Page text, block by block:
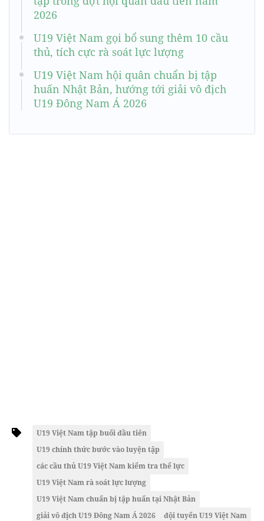
2026
U19 Việt Nam gọi bổ sung thêm 10 cầu
thủ, tích cực rà soát lực lượng
U19 Việt Nam hội quân chuẩn bị tập
huấn Nhật Bản, hướng tới giải vô địch
U19 Đông Nam Á 2026
U19 Việt Nam tập buổi đầu tiên
U19 chính thức bước vào luyện tập
các cầu thủ U19 Việt Nam kiểm tra thể lực
U19 Việt Nam rà soát lực lượng
U19 Việt Nam chuẩn bị tập huấn tại Nhật Bản
giải vô địch U19 Đông Nam Á 2026
đội tuyển U19 Việt Nam